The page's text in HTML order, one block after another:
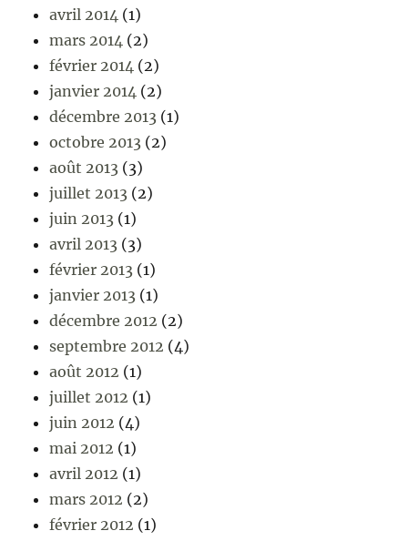
avril 2014 (1)
mars 2014 (2)
février 2014 (2)
janvier 2014 (2)
décembre 2013 (1)
octobre 2013 (2)
août 2013 (3)
juillet 2013 (2)
juin 2013 (1)
avril 2013 (3)
février 2013 (1)
janvier 2013 (1)
décembre 2012 (2)
septembre 2012 (4)
août 2012 (1)
juillet 2012 (1)
juin 2012 (4)
mai 2012 (1)
avril 2012 (1)
mars 2012 (2)
février 2012 (1)